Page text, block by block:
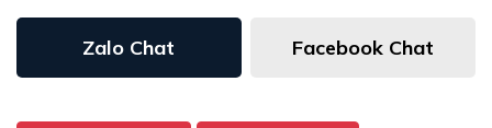
Zalo Chat Facebook Chat